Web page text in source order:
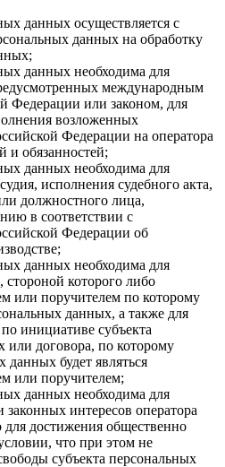
данных осуществляется с
данных на обработку
данных необходима для
международным
Федерации или законом, для
возложенных
Федерации на оператора
обязанностей;
данных необходима для
исполнения судебного акта,
должностного лица,
в соответствии с
Федерации об
данных необходима для
стороной которого либо
или поручителем по которому
данных, а также для
инициативе субъекта
или договора, по которому
данных будет являться
или поручителем;
данных необходима для
законных интересов оператора
достижения общественно
что при этом не
субъекта персональных